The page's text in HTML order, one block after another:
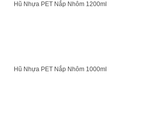
Hũ Nhựa PET Nắp Nhôm 1200ml
Hũ Nhựa PET Nắp Nhôm 1000ml